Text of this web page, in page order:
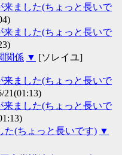
来ました(ちょっと長いで
来ました(ちょっと長いで
関係 ▼ [ソレイユ]
来ました(ちょっと長いで
21(01:13)
来ました(ちょっと長いで
た(ちょっと長いです) ▼